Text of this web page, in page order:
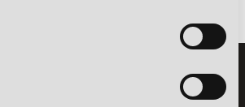
INFORMATIONEN